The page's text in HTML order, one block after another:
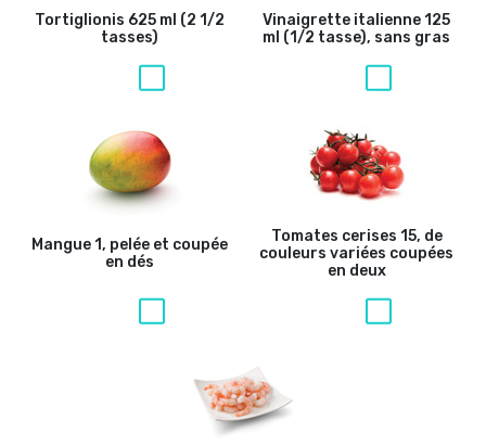
Tortiglionis 625 ml (2 1/2
tasses)
Vinaigrette italienne125
ml (1/2 tasse), sans gras
Mangue1, pelée et coupée
en dés
Tomates cerises 15, de
couleurs variées coupées
en deux